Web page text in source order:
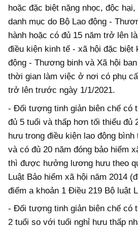
hoặc đặc biệt nặng nhọc, độc
danh mục do Bộ Lao động -
hành hoặc có đủ 15 năm trở lên
điều kiện kinh tế - xã hội đặc biệt
động - Thương binh và Xã hội
thời gian làm việc ở nơi có phụ
trở lên trước ngày 1/1/2021.
- Đối tượng tinh giản biên chế có
đủ 5 tuổi và thấp hơn tối thiểu đủ
hưu trong điều kiện lao động
và có đủ 20 năm đóng bảo hiểm
thì được hưởng lương hưu theo
Luật Bảo hiểm xã hội năm 2014
điểm a khoản 1 Điều 219 Bộ luật
- Đối tượng tinh giản biên chế có
2 tuổi so với tuổi nghỉ hưu thấp